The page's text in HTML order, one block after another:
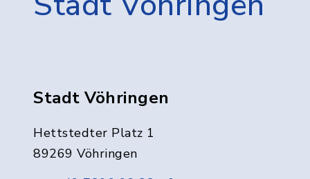
Stadt Vöhringen
Hettstedter Platz 1
89269 Vöhringen